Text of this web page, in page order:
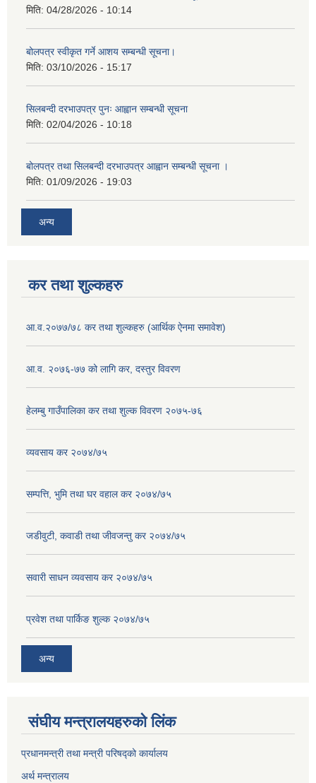
मिति: 04/28/2026 - 10:14
बोलपत्र स्वीकृत गर्ने आशय सम्बन्धी सूचना।
मिति: 03/10/2026 - 15:17
सिलबन्दी दरभाउपत्र पुनः आह्वान सम्बन्धी सूचना
मिति: 02/04/2026 - 10:18
बोलपत्र तथा सिलबन्दी दरभाउपत्र आह्वान सम्बन्धी सूचना ।
मिति: 01/09/2026 - 19:03
अन्य
कर तथा शुल्कहरु
आ.व.२०७७/७८ कर तथा शुल्कहरु (आर्थिक ऐनमा समावेश)
आ.व. २०७६-७७ को लागि कर, दस्तुर विवरण
हेलम्बु गाउँपालिका कर तथा शुल्क विवरण २०७५-७६
व्यवसाय कर २०७४/७५
सम्पत्ति, भुमि तथा घर वहाल कर २०७४/७५
जडीवुटी, कवाडी तथा जीवजन्तु कर २०७४/७५
सवारी साधन व्यवसाय कर २०७४/७५
प्रवेश तथा पार्किङ शुल्क २०७४/७५
अन्य
संघीय मन्त्रालयहरुको लिंक
प्रधानमन्त्री तथा मन्त्री परिषद्को कार्यालय
अर्थ मन्त्रालय